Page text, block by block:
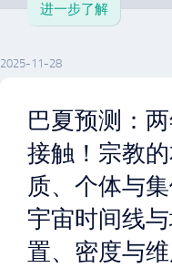
进一步了解
2025-11-28
巴夏预测：
接触！宗教
质、个体与
宇宙时间线
置、密度与